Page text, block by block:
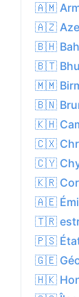
🇦🇲
🇦🇿
🇧🇭
🇧🇹
🇲🇲
🇧🇳
🇰🇭
🇨🇽
🇨🇾
🇰🇷
🇦🇪
🇹🇷
🇵🇸 État
🇬🇪
🇭🇰